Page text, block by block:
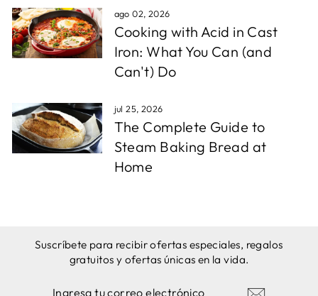
ago 02, 2026
Cooking with Acid in Cast
Iron: What You Can (and
Can't) Do
jul 25, 2026
The Complete Guide to
Steam Baking Bread at
Home
Suscríbete para recibir ofertas especiales, regalos
gratuitos y ofertas únicas en la vida.